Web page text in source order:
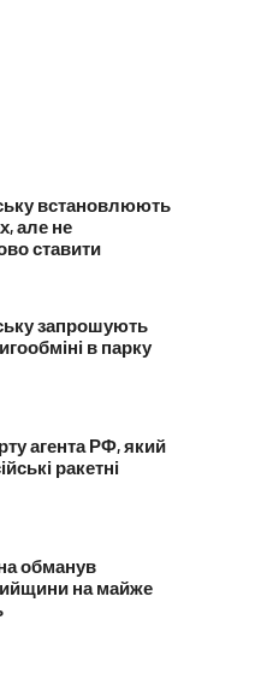
встановлюють
але не
ставити
запрошують
в парку
агента РФ, який
ракетні
обманув
на майже